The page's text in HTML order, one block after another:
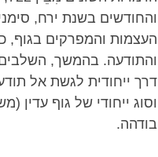
והחודשים בשנת ירח,
העצמות והמפרקים בגוף,
והתודעה. בהמשך,
דרך ייחודית לגשת אל
וסוג ייחודי של גוף
בודהה.